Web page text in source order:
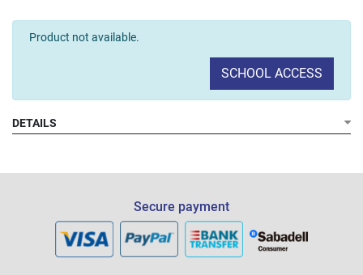
Product not available.
SCHOOL ACCESS
DETAILS
Secure payment